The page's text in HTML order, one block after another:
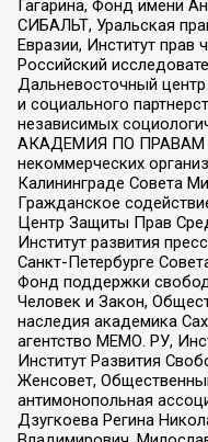
Гагарина, Фонд имени
СИБАЛЬТ, Уральская
Евразии, Институт прав
Российский
Дальневосточный
и социального
независимых
АКАДЕМИЯ ПО ПРАВАМ
некоммерческих
Калининграде Совета
Гражданское
Центр Защиты Прав
Институт развития
Санкт-Петербурге
Фонд поддержки
Человек и Закон,
наследия академика
агентство МЕМО. РУ,
Институт Развития
Женсовет,
антимонопольная
Дзугкоева Регина